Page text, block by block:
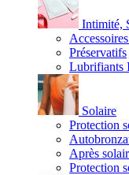
Intimité,
Préservatifs
Lubrifiants
Solaire
Protection
Après
Protection